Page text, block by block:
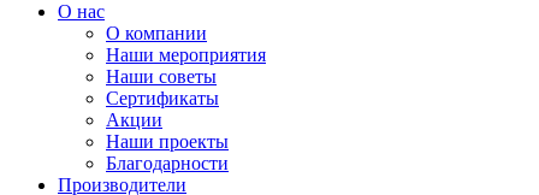
О нас
О компании
Наши мероприятия
Наши советы
Сертификаты
Акции
Наши проекты
Благодарности
Производители